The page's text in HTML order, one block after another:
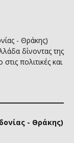
- Θράκης)
δίνοντας της
πολιτικές και
- Θράκης)